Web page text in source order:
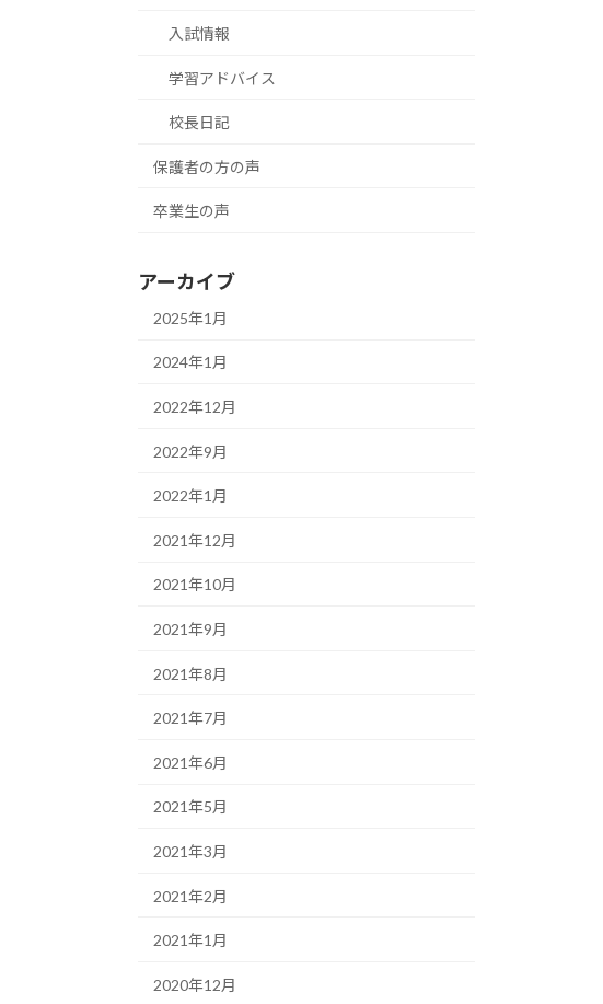
入試情報
学習アドバイス
校長日記
保護者の方の声
卒業生の声
アーカイブ
2025年1月
2024年1月
2022年12月
2022年9月
2022年1月
2021年12月
2021年10月
2021年9月
2021年8月
2021年7月
2021年6月
2021年5月
2021年3月
2021年2月
2021年1月
2020年12月